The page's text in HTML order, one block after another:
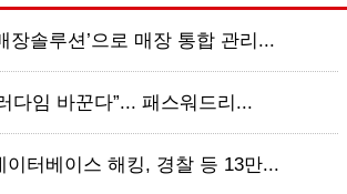
장솔루션’으로 매장 통합 관리...
다임 바꾼다”... 패스워드리...
이터베이스 해킹, 경찰 등 13만...